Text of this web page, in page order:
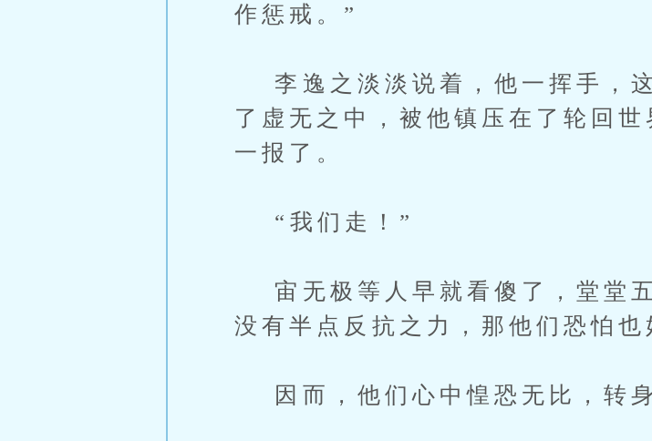
作惩戒。”
李逸之淡淡说着，他一挥手，
了虚无之中，被他镇压在了轮回
一报了。
“我们走！”
宙无极等人早就看傻了，堂堂
没有半点反抗之力，那他们恐怕也
因而，他们心中惶恐无比，转身